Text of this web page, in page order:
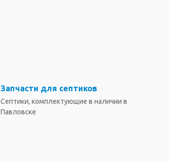
Запчасти для септиков
Септики, комплектующие в наличии в
Павловске